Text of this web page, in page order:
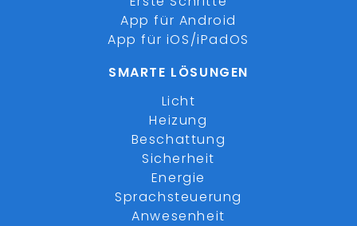
App für Android
App für iOS/iPadOS
SMARTE LÖSUNGEN
Licht
Heizung
Beschattung
Sicherheit
Energie
Sprachsteuerung
Anwesenheit